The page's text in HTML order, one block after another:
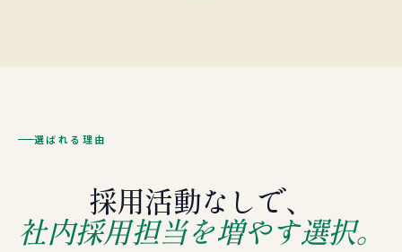
選ばれる理由
採用活動なしで、
社内採用担当を増やす選択。